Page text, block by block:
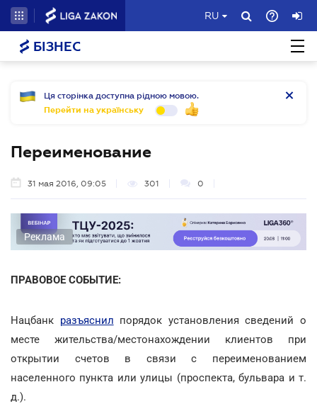
RU
БІЗНЕС
Ця сторінка доступна рідною мовою.
Перейти на українську
Переименование
31 мая 2016, 09:05 301 0
Реклама
ПРАВОВОЕ СОБЫТИЕ:
Нацбанк разъяснил порядок установления сведений о
месте жительства/местонахождении клиентов при
открытии счетов в связи с переименованием
населенного пункта или улицы (проспекта, бульвара и т.
д.).